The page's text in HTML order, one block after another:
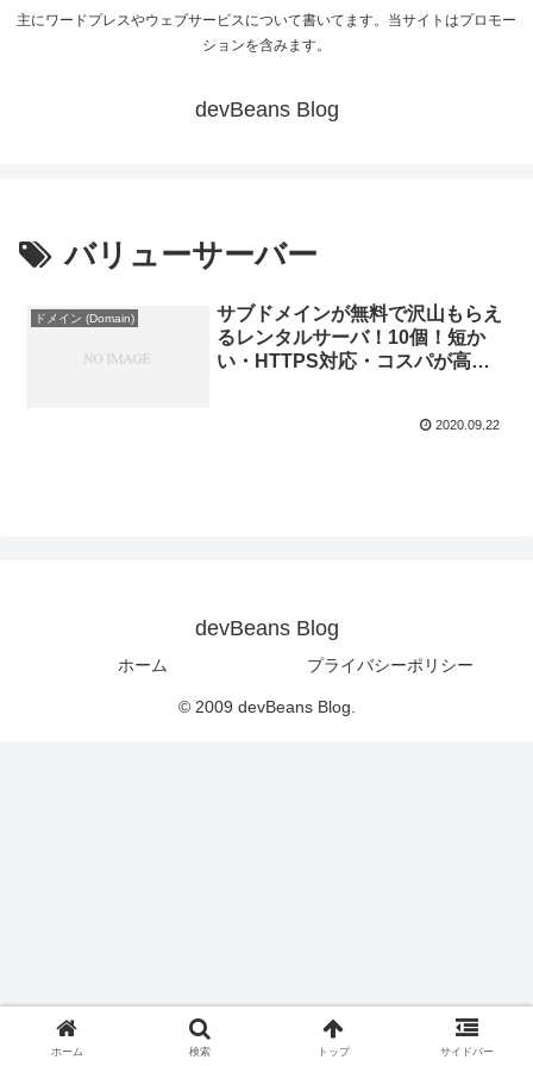
主にワードプレスやウェブサービスについて書いてます。当サイトはプロモー
ションを含みます。
devBeans Blog
バリューサーバー
ドメイン (Domain)
サブドメインが無料で沢山もらえ
るレンタルサーバ！10個！短か
い・HTTPS対応・コスパが高
2020.09.22
devBeans Blog
ホーム プライバシーポリシー
© 2009 devBeans Blog.
ホーム 検索 トップ サイドバー